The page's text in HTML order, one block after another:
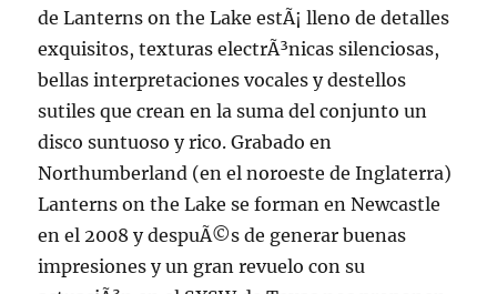
de Lanterns on the Lake estÃ¡ lleno de detalles
exquisitos, texturas electrÃ³nicas silenciosas,
bellas interpretaciones vocales y destellos
sutiles que crean en la suma del conjunto un
disco suntuoso y rico. Grabado en
Northumberland (en el noroeste de Inglaterra)
Lanterns on the Lake se forman en Newcastle
en el 2008 y despuÃ©s de generar buenas
impresiones y un gran revuelo con su